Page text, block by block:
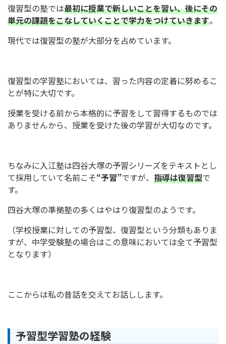
復習型の塾では最初に授業で新しいことを習い、後にその
単元の課題をこなしていくことで学力をつけていきます。
現代では復習型の塾が大部分を占めています。
復習型の学習塾においては、習った内容の定着に努めるこ
とが特に大切です。
授業を受ける前から本格的に予習をして習得するものでは
ありませんから、授業を受けた後の学習が大切なのです。
ちなみに入江塾は四谷大塚の予習シリーズをテキストとし
て採用していて名前こそ“予習”ですが、 指導は復習型で
す。
四谷大塚の準拠塾の多くはやはり復習型のようです。
（学校授業に対しての予習型、復習型という分類もありま
すが、中学受験塾の場合はこの意味においては全て予習型
となります）
ここからは私の昔話を交えてお話しします。
予習型学習塾の経験